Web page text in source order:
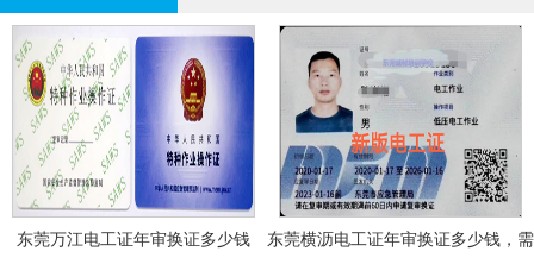
东莞万江电工证年审换证多少钱
东莞横沥电工证年审换证多少钱，需